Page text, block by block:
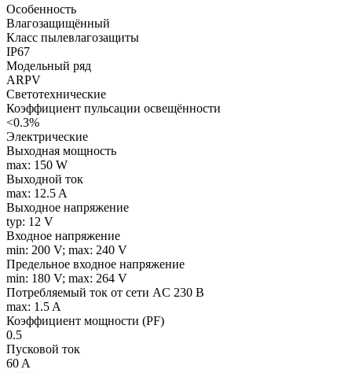
Особенность
Влагозащищённый
Класс пылевлагозащиты
IP67
Модельный ряд
ARPV
Светотехнические
Коэффициент пульсации освещённости
<0.3%
Электрические
Выходная мощность
max: 150 W
Выходной ток
max: 12.5 A
Выходное напряжение
typ: 12 V
Входное напряжение
min: 200 V; max: 240 V
Предельное входное напряжение
min: 180 V; max: 264 V
Потребляемый ток от сети AC 230 В
max: 1.5 A
Коэффициент мощности (PF)
0.5
Пусковой ток
60 A